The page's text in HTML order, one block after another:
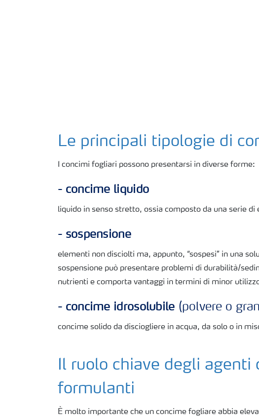
Le principali tipologie di
I concimi fogliari possono presentarsi in diverse forme:
- concime liquido
liquido in senso stretto, ossia composto da una serie
- sospensione
elementi non disciolti ma, appunto, “sospesi” in una
sospensione può presentare problemi di durabilità/
nutrienti e comporta vantaggi in termini di minor
- concime idrosolubile (polvere o
concime solido da disciogliere in acqua, da solo o in
Il ruolo chiave degli agenti
formulanti
È molto importante che un concime fogliare abbia